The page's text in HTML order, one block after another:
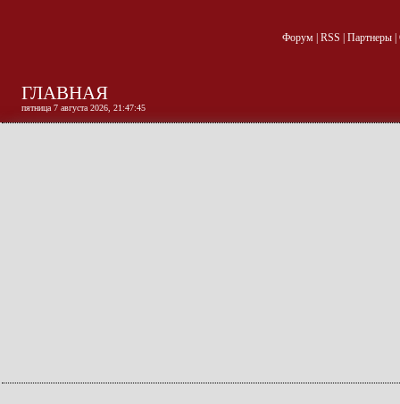
Форум| RSS Партнеры|
ГЛАВНАЯ
пятница 7 августа 2026, 21:47:46